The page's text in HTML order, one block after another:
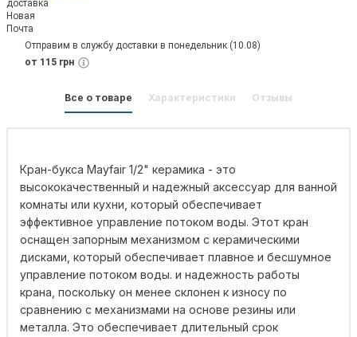
Отправим в службу доставки в понедельник (10.08)
от 115 грн
Все о товаре Характеристики Отзывы
Кран-букса Mayfair 1/2" керамика - это
высококачественный и надежный аксессуар для ванной
комнаты или кухни, который обеспечивает
эффективное управление потоком воды. Этот кран
оснащен запорным механизмом с керамическими
дисками, который обеспечивает плавное и бесшумное
управление потоком воды. и надежность работы
крана, поскольку он менее склонен к износу по
сравнению с механизмами на основе резины или
металла. Это обеспечивает длительный срок